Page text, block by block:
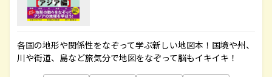
各国の地形や関係性をなぞって学ぶ新しい地図本！国境や州、
川や街道、島など旅気分で地図をなぞって脳もイキイキ！